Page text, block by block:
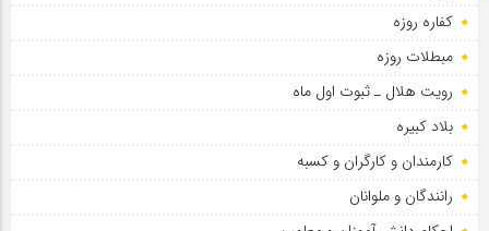
کفاره روزه
مبطلات روزه
رویت هلال ـ ثبوت اول ماه
بلاد کبیره
کارمندان و کارگران و کسبه
رانندگان و ملوانان